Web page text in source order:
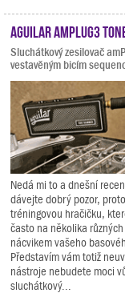
Aguilar amPlug3
Sluchátkový zesilovač
vestavěným bicím
Nedá mi to a dnešní
dávejte dobrý pozor,
tréningovou hračičku,
často na několika
nácvikem vašeho
Představím vám totiž
nástroje nebudete moci
sluchátkový...